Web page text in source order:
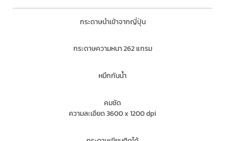
กระดาษนำเข้าจากญี่ปุ่น
กระดาษความหนา 262 แกรม
หมึกกันน้ำ
คมชัด
ความละเอียด 3600 x 1200 dpi